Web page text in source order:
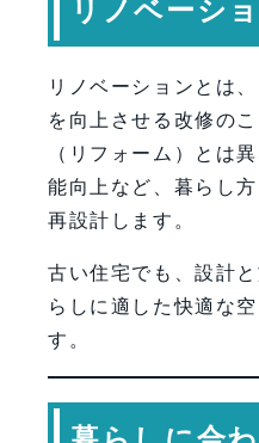
リノベーシ
リノベーションとは
を向上させる改修の
（リフォーム）とは
能向上など、暮らし
再設計します。
古い住宅でも、設計
らしに適した快適な
す。